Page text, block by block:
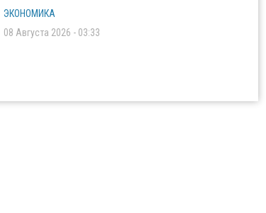
ЭКОНОМИКА
08 Августа 2026 - 03:33